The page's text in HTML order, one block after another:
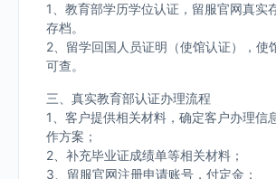
1、教育部学历学位认证，留服官网真实
存档。
2、留学回国人员证明（使馆认证），使
可查。
三、真实教育部认证办理流程
1、客户提供相关材料，确定客户办理信
作方案；
2、补充毕业证成绩单等相关材料；
3、留服官网注册申请账号，付定金；